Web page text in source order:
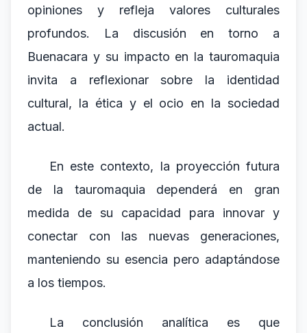
opiniones y refleja valores culturales
profundos. La discusión en torno a
Buenacara y su impacto en la tauromaquia
invita a reflexionar sobre la identidad
cultural, la ética y el ocio en la sociedad
actual.
En este contexto, la proyección futura
de la tauromaquia dependerá en gran
medida de su capacidad para innovar y
conectar con las nuevas generaciones,
manteniendo su esencia pero adaptándose
a los tiempos.
La conclusión analítica es que